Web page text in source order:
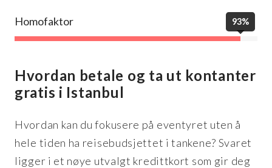
Homofaktor 93%
Hvordan betale og ta ut kontanter
gratis i Istanbul
Hvordan kan du fokusere på eventyret uten å
hele tiden ha reisebudsjettet i tankene? Svaret
ligger i et nøye utvalgt kredittkort som gir deg